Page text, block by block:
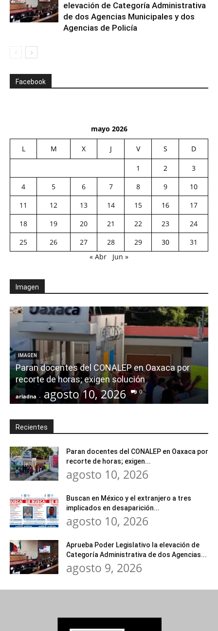
elevación de Categoría Administrativa
de dos Agencias Municipales y dos
Agencias de Policía
Facebook
mayo 2026
L M X J V S D
1 2
3
4
5 6 7 8 9
10
11
12 13 14 15 16
17
18
19 20 21 22 23
24
25
26 27 28 29 30
31
« Abr
Jun »
Imagen
IMAGEN
Paran docentes del CONALEP en Oaxaca por
recorte de horas; exigen solución
ariadna - agosto 10, 2026 0
Recientes
Paran docentes del CONALEP en Oaxaca por
recorte de horas; exigen...
agosto 10, 2026
Buscan en México y el extranjero a tres
implicados en desaparición...
agosto 10, 2026
Aprueba Poder Legislativo la elevación de
Categoría Administrativa de dos Agencias...
agosto 9, 2026